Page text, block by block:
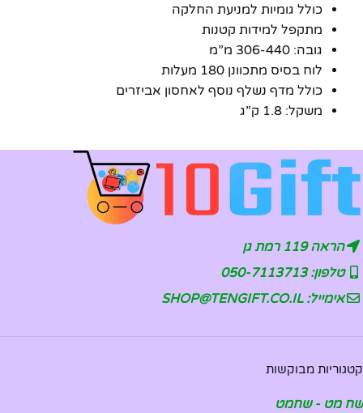
כולל גומיות למניעת החלקה
מתקפל למידות קטנות
גובה: 306-440 מ”מ
לוח בסיס מתכוונן 180 מעלות
כולל מדף נשלף נוסף לאחסון אביזרים
משקל: 1.8 ק”ג
הראה 119 רמת גן
טלפון: 050-7113713
אימייל: SHOP@TENGIFT.CO.IL
קטגוריות מבוקשות
שח מט - שחמט